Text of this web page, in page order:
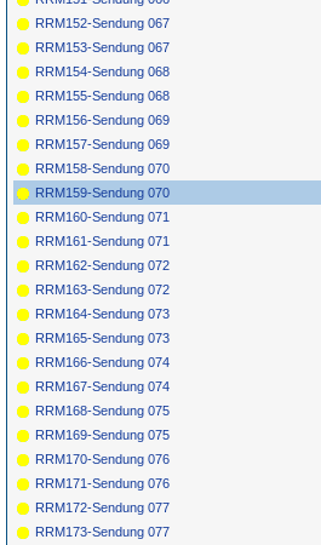
RRM152-Sendung 067
RRM153-Sendung 067
RRM154-Sendung 068
RRM155-Sendung 068
RRM156-Sendung 069
RRM157-Sendung 069
RRM158-Sendung 070
RRM159-Sendung 070
RRM160-Sendung 071
RRM161-Sendung 071
RRM162-Sendung 072
RRM163-Sendung 072
RRM164-Sendung 073
RRM165-Sendung 073
RRM166-Sendung 074
RRM167-Sendung 074
RRM168-Sendung 075
RRM169-Sendung 075
RRM170-Sendung 076
RRM171-Sendung 076
RRM172-Sendung 077
RRM173-Sendung 077